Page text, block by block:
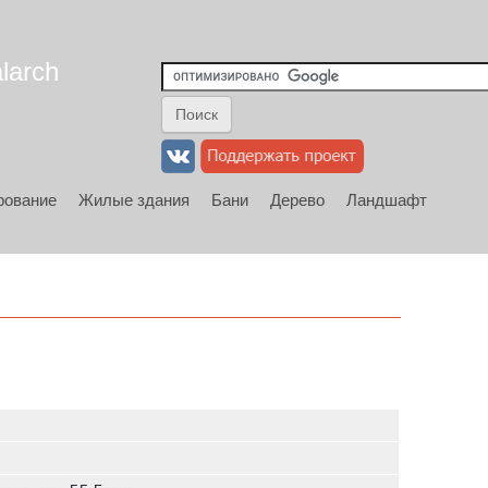
Жилые здания Бани Дерево
Ландшафт